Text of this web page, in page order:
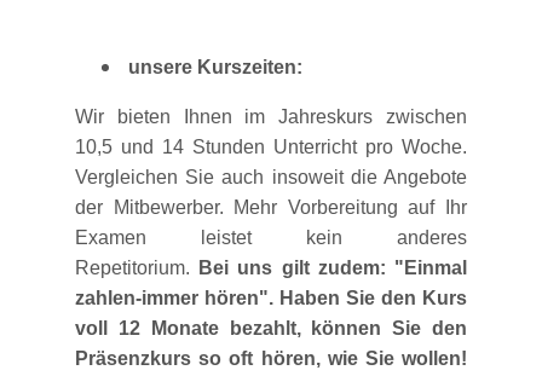
unsere Kurszeiten:
Wir bieten Ihnen im Jahreskurs zwischen
10,5 und 14 Stunden Unterricht pro Woche.
Vergleichen Sie auch insoweit die Angebote
der Mitbewerber. Mehr Vorbereitung auf Ihr
Examen leistet kein anderes
Repetitorium.
Bei uns gilt zudem: "Einmal
zahlen-immer hören". Haben Sie den Kurs
voll 12 Monate bezahlt, können Sie den
Präsenzkurs so oft hören, wie Sie wollen!